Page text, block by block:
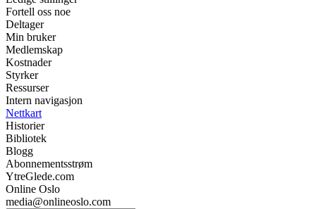
Fortell oss noe
Deltager
Min bruker
Medlemskap
Kostnader
Styrker
Ressurser
Intern navigasjon
Nettkart
Historier
Bibliotek
Blogg
Abonnementsstrøm
YtreGlede.com
Online Oslo
media@onlineoslo.com